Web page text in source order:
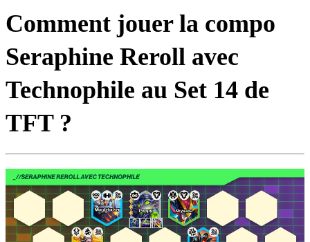
Comment jouer la compo
Seraphine Reroll avec
Technophile au Set 14 de
TFT ?